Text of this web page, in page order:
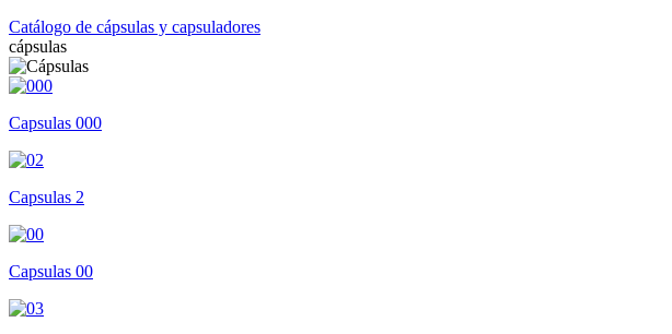
Catálogo de cápsulas y capsuladores
cápsulas
Capsulas 000
Capsulas 2
Capsulas 00